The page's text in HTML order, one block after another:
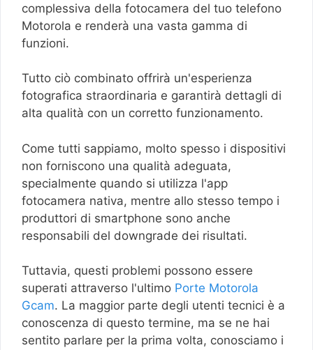
complessiva della fotocamera del tuo telefono
Motorola e renderà una vasta gamma di
funzioni.
Tutto ciò combinato offrirà un'esperienza
fotografica straordinaria e garantirà dettagli di
alta qualità con un corretto funzionamento.
Come tutti sappiamo, molto spesso i dispositivi
non forniscono una qualità adeguata,
specialmente quando si utilizza l'app
fotocamera nativa, mentre allo stesso tempo i
produttori di smartphone sono anche
responsabili del downgrade dei risultati.
Tuttavia, questi problemi possono essere
superati attraverso l'ultimo Porte Motorola
Gcam. La maggior parte degli utenti tecnici è a
conoscenza di questo termine, ma se ne hai
sentito parlare per la prima volta, conosciamo i